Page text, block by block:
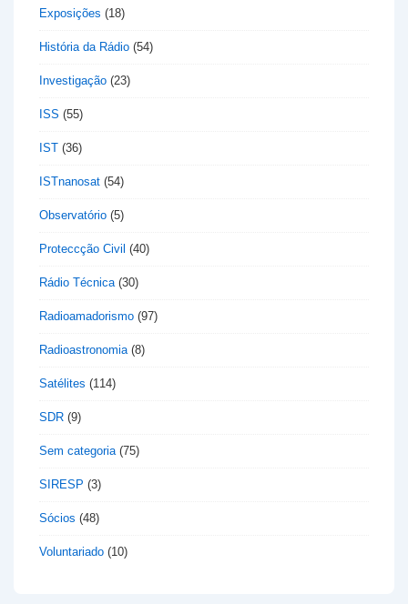
Exposições (18)
História da Rádio (54)
Investigação (23)
ISS (55)
IST (36)
ISTnanosat (54)
Observatório (5)
Proteccção Civil (40)
Rádio Técnica(30)
Radioamadorismo (97)
Radioastronomia(8)
Satélites (114)
SDR (9)
Sem categoria(75)
SIRESP (3)
Sócios (48)
Voluntariado (10)